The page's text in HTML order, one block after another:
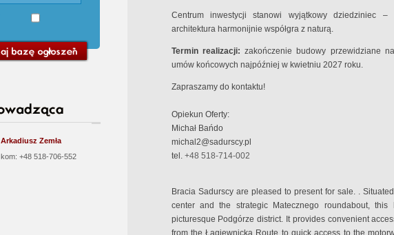
Arkadiusz Zemła
kom: +48 518-706-552
Centrum inwestycji stanowi wyjątkowy dziedziniec –
architektura harmonijnie współgra z naturą.
Termin realizacji: zakończenie budowy przewidziane
umów końcowych najpóźniej w kwietniu 2027 roku.
Zapraszamy do kontaktu!
Opiekun Oferty:
Michał Bańdo
michal2@sadurscy.pl
tel. +48 518-714-002
Bracia Sadurscy are pleased to present for sale. .
center and the strategic Matecznego roundabout,
picturesque Podgórze district. It provides convenient
from the Łagiewnicka Route to quick access to the